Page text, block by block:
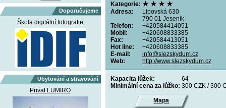
Doporučujeme
Škola digitální fotografie
Ubytování a stravování
Privat LUMIRO
Kategorie:
Adresa:
Lipovská 630
790 01 Jeseník
Telefon:
+420584414051
Mobil:
+420608833385
Fax:
+420584413051
Hot line:
+420608833385
E-mail:
info@slezskydum.cz
Web:
http://www.slezskydum.cz
Kapacita lůžek:
64
Minimální cena za lůžko: 300 CZK / 300
Mapa